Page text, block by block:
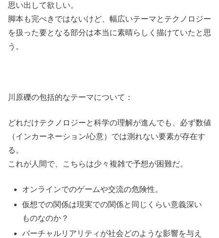
思い出して欲しい。
脚本も完ぺきではないけど、幅広いテーマとテクノロジー
を扱った要となる部分は本当に素晴らしく描けていたと思
う。
川原礫の包括的なテーマについて：
どれだけテクノロジーと科学の理解が進んでも、必ず数値
（インカーネーション/心意）では測れない要素が存在す
る。
これが人間で、こちらは少々複雑で予想が困難だ。
オンラインでのゲームや交流の危険性。
仮想での関係は現実での関係と同じくらい意義深い
ものなのか？
バーチャルリアリティが社会どのような影響を与え